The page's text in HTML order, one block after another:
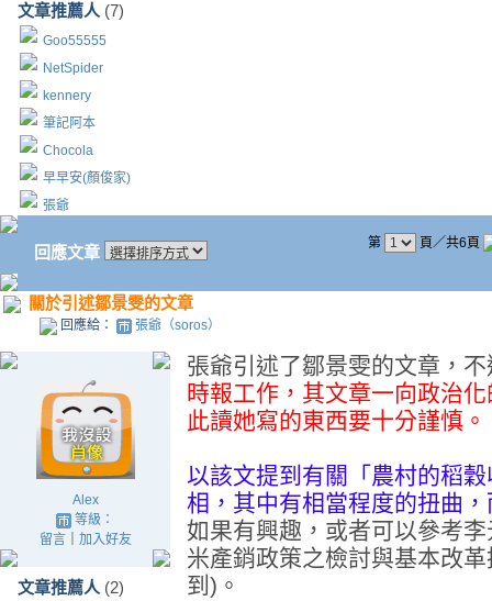
文章推薦人 (7)
Goo55555
NetSpider
kennery
筆記阿本
Chocola
早早安(顏俊家)
張爺
回應文章 第 頁／共6頁
關於引述鄒景雯的文章
回應給： 張爺（soros）
Alex
等級：
留言｜ 加入好友
文章推薦人 (2)
張爺引述了鄒景雯的文章，不
時報工作，其文章一向政治
此讀她寫的東西要十分謹慎。
以該文提到有關「農村的稻
相，其中有相當程度的扭曲
如果有興趣，或者可以參考
米產銷政策之檢討與基本改
到)。